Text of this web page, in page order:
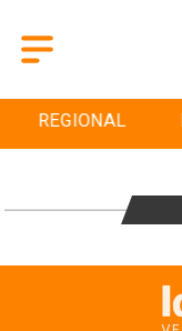
REGIONAL